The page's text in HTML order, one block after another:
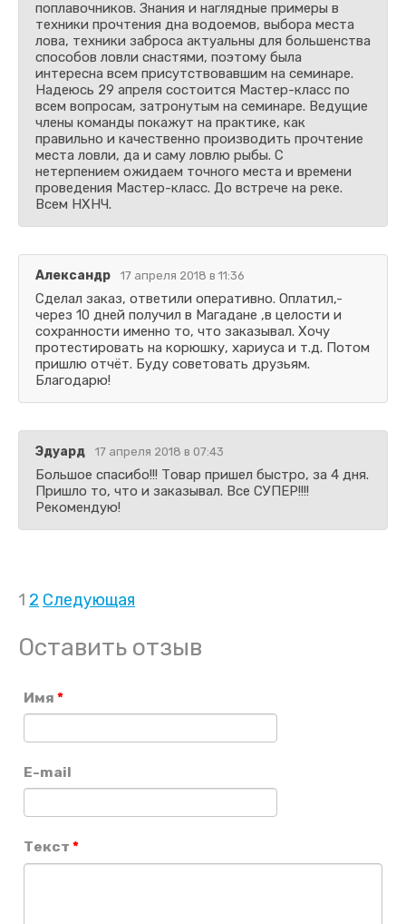
поплавочников. Знания и наглядные примеры в
техники прочтения дна водоемов, выбора места
лова, техники заброса актуальны для большенства
способов ловли снастями, поэтому была
интересна всем присутствовавшим на семинаре.
Надеюсь 29 апреля состоится Мастер-класс по
всем вопросам, затронутым на семинаре. Ведущие
члены команды покажут на практике, как
правильно и качественно производить прочтение
места ловли, да и саму ловлю рыбы. С
нетерпением ожидаем точного места и времени
проведения Мастер-класс. До встрече на реке.
Всем НХНЧ.
Александр 17 апреля 2018 в 11:36
Сделал заказ, ответили оперативно. Оплатил,-
через 10 дней получил в Магадане ,в целости и
сохранности именно то, что заказывал. Хочу
протестировать на корюшку, хариуса и т.д. Потом
пришлю отчёт. Буду советовать друзьям.
Благодарю!
Эдуард 17 апреля 2018 в 07:43
Большое спасибо!!! Товар пришел быстро, за 4 дня.
Пришло то, что и заказывал. Все СУПЕР!!!!
Рекомендую!
1 2 Следующая
Оставить отзыв
Имя *
E-mail
Текст *